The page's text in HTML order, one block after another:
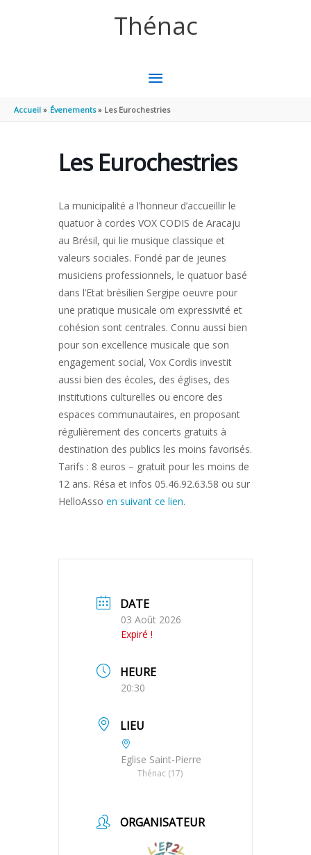
Thénac
MENU
PRINCIPAL
Accueil Évenements Les Eurochestries
Les Eurochestries
La municipalité a l’honneur d’accueillir le
quatuor à cordes VOX CODIS de Aracaju
au Brésil, qui lie musique classique et
valeurs sociales. Fondé par de jeunes
musiciens professionnels, le quatuor basé
dans l’Etat brésilien Sergipe oeuvre pour
une pratique musicale om expressivité et
cohésion sont centrales. Connu aussi bien
pour son excellence musicale que son
engagement social, Vox Cordis investit
aussi bien des écoles, des églises, des
institutions culturelles ou encore des
espaces communautaires, en proposant
régulièrement des concerts gratuits à
destination des publics les moins favorisés.
Tarifs : 8 euros – gratuit pour les moins de
12 ans. Résa et infos 05.46.92.63.58 ou sur
HelloAsso en suivant ce lien.
DATE
03 Août 2026
Expiré !
HEURE
20:30
LIEU
Eglise Saint-Pierre
Thénac (17)
ORGANISATEUR